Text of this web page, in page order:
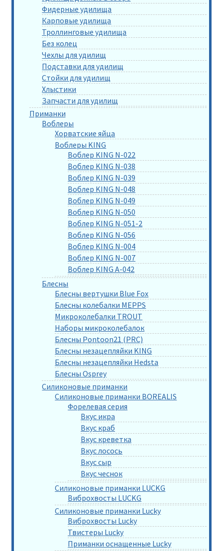
Фидерные удилища
Карповые удилища
Троллинговые удилища
Без колец
Чехлы для удилищ
Подставки для удилищ
Стойки для удилищ
Хлыстики
Запчасти для удилищ
Приманки
Воблеры
Хорватские яйца
Воблеры KING
Воблер KING N-022
Воблер KING N-038
Воблер KING N-039
Воблер KING N-048
Воблер KING N-049
Воблер KING N-050
Воблер KING N-051-2
Воблер KING N-056
Воблер KING N-004
Воблер KING N-007
Воблер KING A-042
Блесны
Блесны вертушки Blue Fox
Блесны колебалки MEPPS
Микроколебалки TROUT
Наборы микроколебалок
Блесны Pontoon21 (PRC)
Блесны незацепляйки KING
Блесны незацепляйки Hedsta
Блесны Osprey
Силиконовые приманки
Силиконовые приманки BOREALIS
Форелевая серия
Вкус икра
Вкус краб
Вкус креветка
Вкус лосось
Вкус сыр
Вкус чеснок
Силиконовые приманки LUCKG
Виброхвосты LUCKG
Силиконовые приманки Lucky
Виброхвосты Lucky
Твистеры Lucky
Приманки оснащенные Lucky